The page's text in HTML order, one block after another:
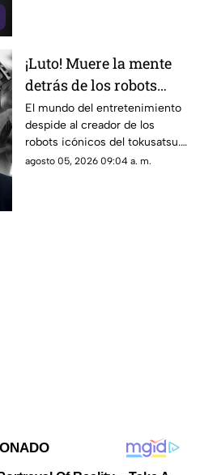
¡Luto! Muere la mente
detrás de los robots
icónicos del tokusatsu
y los Power Rangers
El mundo del entretenimiento
despide al creador de los
robots icónicos del tokusatsu.
Su trabajo revolucionó series
agosto 05, 2026 09:04 a. m.